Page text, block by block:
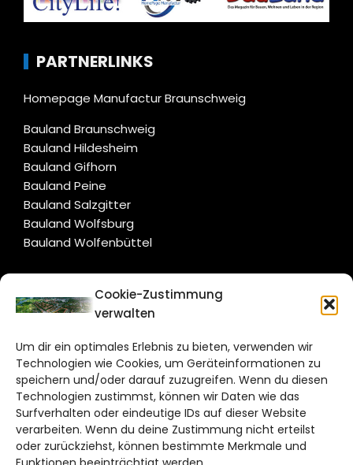
Cookie-Zustimmung
verwalten
Um dir ein optimales Erlebnis zu bieten, verwenden wir
Technologien wie Cookies, um Geräteinformationen zu
speichern und/oder darauf zuzugreifen. Wenn du diesen
Technologien zustimmst, können wir Daten wie das
Surfverhalten oder eindeutige IDs auf dieser Website
verarbeiten. Wenn du deine Zustimmung nicht erteilst
oder zurückziehst, können bestimmte Merkmale und
PARTNERLINKS
Homepage Manufactur Braunschweig
Bauland Braunschweig
Bauland Hildesheim
Bauland Gifhorn
Bauland Peine
Bauland Salzgitter
Bauland Wolfsburg
Bauland Wolfenbüttel
CITYLIFE!
Bruchtorwall 12
38100 Braunschweig
Telefon: 0531 387220 – 65
DAS STADTMAGAZIN FÜR